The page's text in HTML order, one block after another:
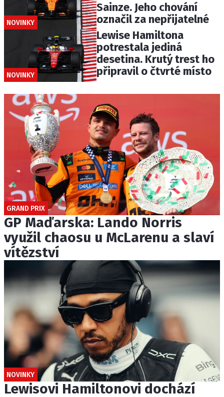
NOVINKY
Sainze. Jeho chování
označil za nepřijatelné
NOVINKY
Lewise Hamiltona
potrestala jediná
desetina. Krutý trest ho
připravil o čtvrté místo
GRAND PRIX
GP Maďarska: Lando Norris
využil chaosu u McLarenu a slaví
vítězství
NOVINKY
Lewisovi Hamiltonovi dochází